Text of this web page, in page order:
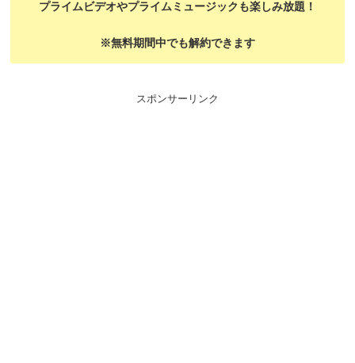
プライムビデオやプライムミュージックも楽しみ放題！
※無料期間中でも解約できます
スポンサーリンク